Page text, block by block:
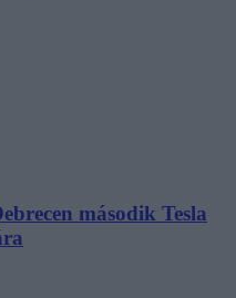
második Tesla